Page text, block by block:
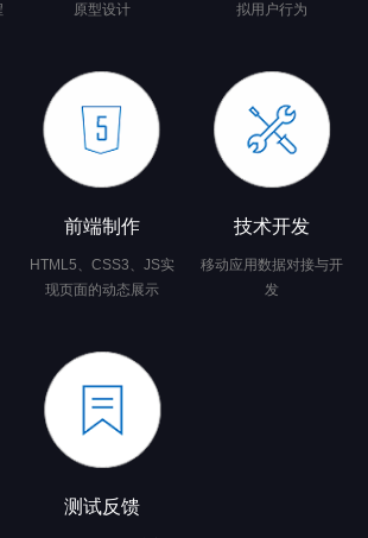
原型设计
拟用户行为
前端制作
HTML5、CSS3、JS实
现页面的动态展示
技术开发
移动应用数据对接与开
发
测试反馈